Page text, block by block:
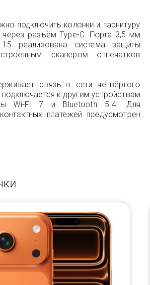
подключить колонки и гарнитуру
через разъём Type-C. Порта 3,5 мм
реализована система защиты
сканером отпечатков
связь в сети четвёртого
подключается к другим устройствам
Wi-Fi 7 и Bluetooth 5.4. Для
платежей предусмотрен